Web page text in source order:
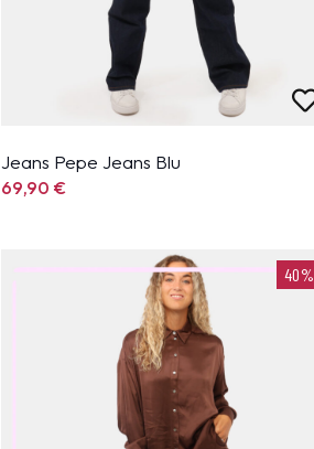
Jeans Pepe Jeans Blu
69,90€
40%